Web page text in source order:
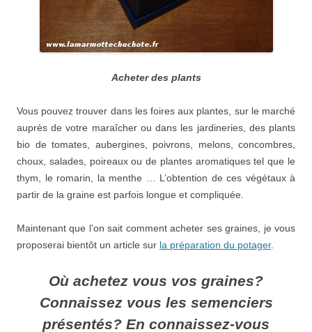
Acheter des plants
Vous pouvez trouver dans les foires aux plantes, sur le marché
auprès de votre maraîcher ou dans les jardineries, des plants
bio de tomates, aubergines, poivrons, melons, concombres,
choux, salades, poireaux ou de plantes aromatiques tel que le
thym, le romarin, la menthe … L’obtention de ces végétaux à
partir de la graine est parfois longue et compliquée.
Maintenant que l’on sait comment acheter ses graines, je vous
proposerai bientôt un article sur la préparation du potager.
Où achetez vous vos graines?
Connaissez vous les semenciers
présentés? En connaissez-vous